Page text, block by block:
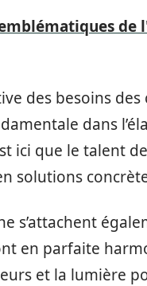
des besoins
dans
ici que le talent
solutions
s’attachent
en parfaite
et la lumière